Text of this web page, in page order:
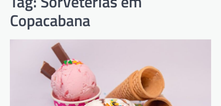
Copacabana